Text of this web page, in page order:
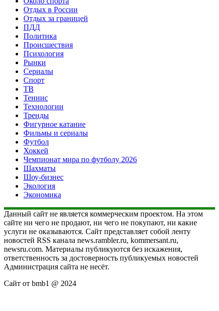
Отдых в России
Отдых за границей
ПДД
Политика
Происшествия
Психология
Рынки
Сериалы
Спорт
ТВ
Теннис
Технологии
Тренды
Фигурное катание
Фильмы и сериалы
Футбол
Хоккей
Чемпионат мира по футболу 2026
Шахматы
Шоу-бизнес
Экология
Экономика
Данный сайт не является коммерческим проектом. На этом
сайте ни чего не продают, ни чего не покупают, ни какие
услуги не оказываются. Сайт представляет собой ленту
новостей RSS канала news.rambler.ru, kommersant.ru,
newsru.com. Материалы публикуются без искажения,
ответственность за достоверность публикуемых новостей
Администрация сайта не несёт.
Сайт от bmb1 @ 2024